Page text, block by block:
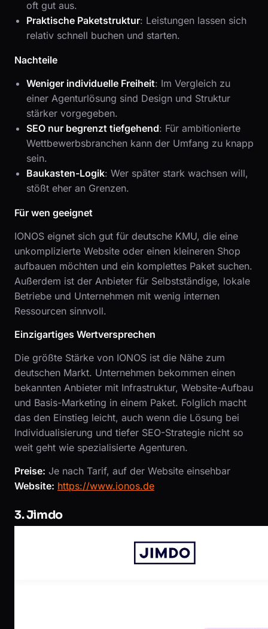
oft gut aus.
Praktische Paketstruktur: Leistungen lassen sich
relativ schnell buchen und starten.
Nachteile
Weniger individuelle Freiheit: Im Vergleich zu
einer Agenturlösung sind Design und Struktur
stärker vorgegeben.
SEO nur begrenzt tiefgehend: Für ambitionierte
Wettbewerbsbranchen kann der Umfang zu knapp
sein.
Baukasten-Logik: Wer später stark wachsen will,
stößt eher an Grenzen.
Für wen geeignet
IONOS eignet sich gut für deutsche KMU, die eine
unkomplizierte Website oder einen kleineren Shop
aufbauen möchten und ein komplettes Paket suchen.
Außerdem ist der Anbieter für Selbstständige, lokale
Betriebe und Unternehmen mit wenig internen
Ressourcen sinnvoll.
Einzigartiges Wertversprechen
Die größte Stärke von IONOS ist die Nähe zum
deutschen Markt. Unternehmen bekommen einen
bekannten Anbieter mit Infrastruktur, Website-Aufbau
und Basis-Marketing in einem Paket. Folglich macht
das den Einstieg leicht, auch wenn die Lösung bei
Individualisierung und tiefer SEO-Strategie nicht so
weit geht wie spezialisierte Agenturen.
Preise: Je nach Tarif, auf der Website einsehbar
Website: https://www.ionos.de
3. Jimdo